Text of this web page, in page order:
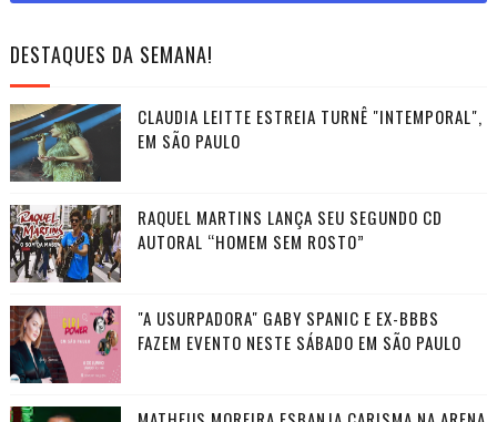
DESTAQUES DA SEMANA!
CLAUDIA LEITTE ESTREIA TURNÊ "INTEMPORAL",
EM SÃO PAULO
RAQUEL MARTINS LANÇA SEU SEGUNDO CD
AUTORAL “HOMEM SEM ROSTO”
"A USURPADORA" GABY SPANIC E EX-BBBS
FAZEM EVENTO NESTE SÁBADO EM SÃO PAULO